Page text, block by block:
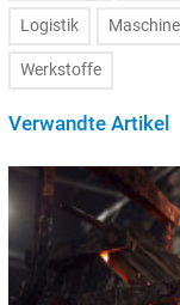
Logistik
Werkstoffe
Verwandte Artikel